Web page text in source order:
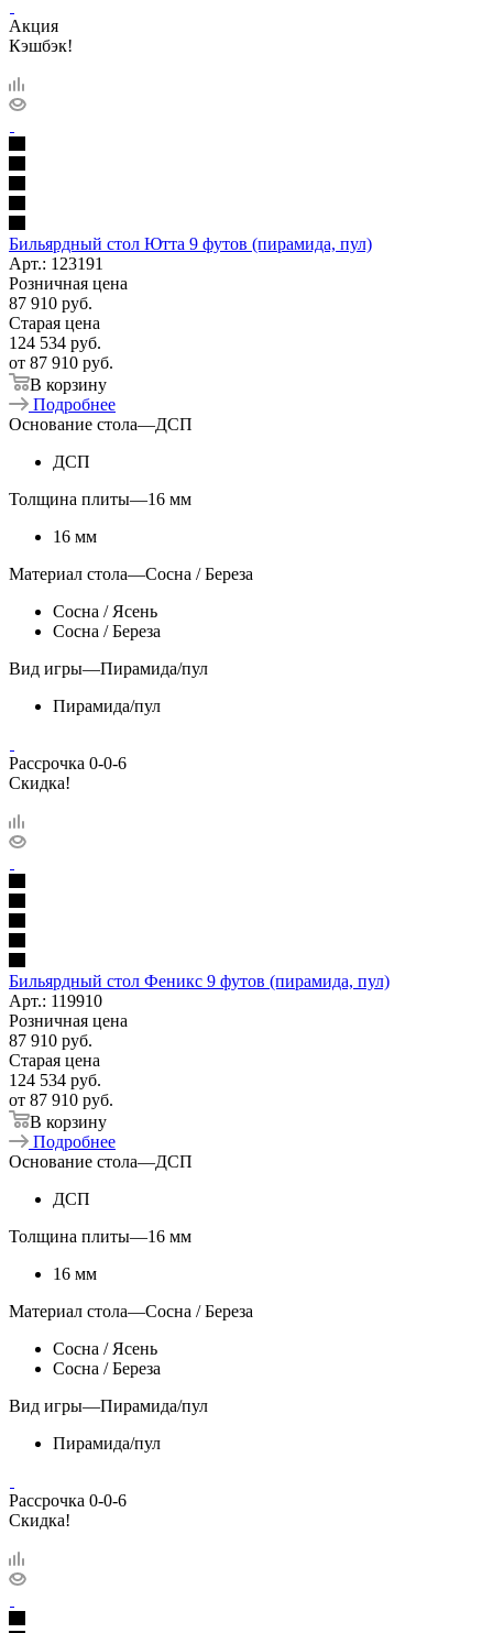
Акция
Кэшбэк!
Бильярдный стол Ютта 9 футов (пирамида, пул)
Арт.: 123191
Розничная цена
87 910 руб.
Старая цена
124 534 руб.
от 87 910 руб.
В корзину
Подробнее
Основание стола—ДСП
ДСП
Толщина плиты—16 мм
16 мм
Материал стола—Сосна / Береза
Сосна / Ясень
Сосна / Береза
Вид игры—Пирамида/пул
Пирамида/пул
Рассрочка 0-0-6
Скидка!
Бильярдный стол Феникс 9 футов (пирамида, пул)
Арт.: 119910
Розничная цена
87 910 руб.
Старая цена
124 534 руб.
от 87 910 руб.
В корзину
Подробнее
Основание стола—ДСП
ДСП
Толщина плиты—16 мм
16 мм
Материал стола—Сосна / Береза
Сосна / Ясень
Сосна / Береза
Вид игры—Пирамида/пул
Пирамида/пул
Рассрочка 0-0-6
Скидка!